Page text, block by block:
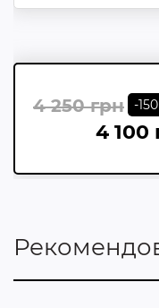
4 250 грн -
4 100